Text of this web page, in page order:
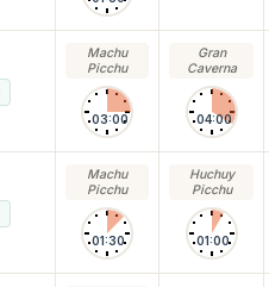
Machu
Picchu
03:00
Gran
Caverna
04:00
Machu
Picchu
01:30
Huchuy
Picchu
01:00